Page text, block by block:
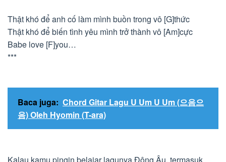
Thật khó để anh cố làm mình buồn trong vô [G]thức
Thật khó để biến tình yêu mình trở thành vô [Am]cực
Babe love [F]you…
***
Baca juga: Chord Gitar Lagu U Um U Um (으음으
음) Oleh Hyomin (T-ara)